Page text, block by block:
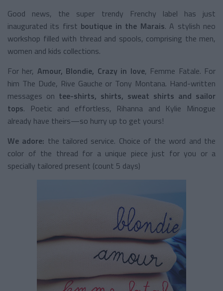
Good news, the super trendy Frenchy label has just
inaugurated its first boutique in the Marais. A stylish neo
workshop filled with thread and spools, comprising the men,
women and kids collections.
For her, Amour, Blondie, Crazy in love, Femme Fatale. For
him The Dude, Rive Gauche or Tony Montana. Hand-written
messages on tee-shirts, shirts, sweat shirts and sailor
tops. Poetic and effortless, Rihanna and Kylie Minogue
already have theirs—so hurry up to get yours!
We adore: the tailored service. Choice of the word and the
color of the thread for a unique piece just for you or a
specially tailored present (count 5 days)